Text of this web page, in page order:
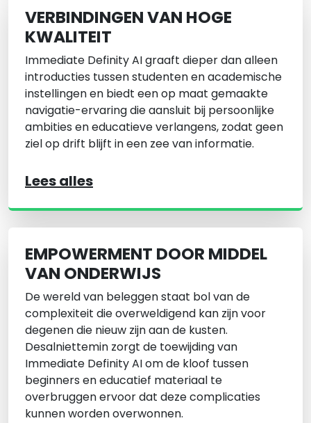
VERBINDINGEN VAN HOGE
KWALITEIT
Immediate Definity AI graaft dieper dan alleen
introducties tussen studenten en academische
instellingen en biedt een op maat gemaakte
navigatie-ervaring die aansluit bij persoonlijke
ambities en educatieve verlangens, zodat geen
ziel op drift blijft in een zee van informatie.
Lees alles
EMPOWERMENT DOOR MIDDEL
VAN ONDERWIJS
De wereld van beleggen staat bol van de
complexiteit die overweldigend kan zijn voor
degenen die nieuw zijn aan de kusten.
Desalniettemin zorgt de toewijding van
Immediate Definity AI om de kloof tussen
beginners en educatief materiaal te
overbruggen ervoor dat deze complicaties
kunnen worden overwonnen.